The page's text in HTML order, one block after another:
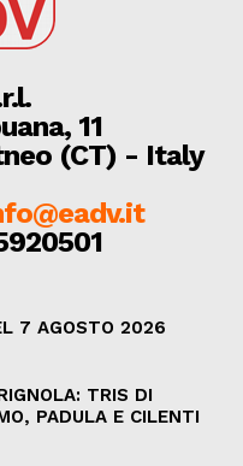
11
(CT) - Italy
7 AGOSTO 2026
TRIS DI
PADULA E CILENTI